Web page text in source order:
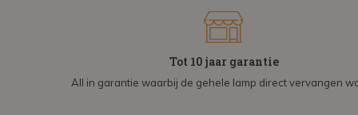
Tot 10 jaar garantie
All in garantie waarbij de gehele lamp direct vervangen